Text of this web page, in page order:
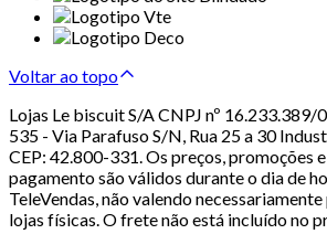
Voltar ao topo
Lojas Le biscuit S/A CNPJ nº
535 - Via Parafuso S/N, Rua 25 a 30
CEP: 42.800-331. Os preços, promoções
pagamento são válidos durante o dia de
TeleVendas, não valendo
lojas físicas. O frete não está incluído no